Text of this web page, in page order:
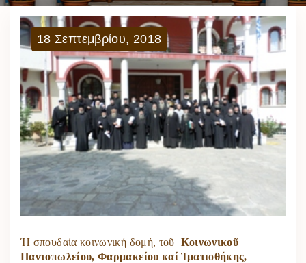
18 Σεπτεμβρίου, 2018
Ἡ σπουδαία κοινωνική δομή, τοῦ Κοινωνικοῦ
Παντοπωλείου, Φαρμακείου καί Ἱματιοθήκης,